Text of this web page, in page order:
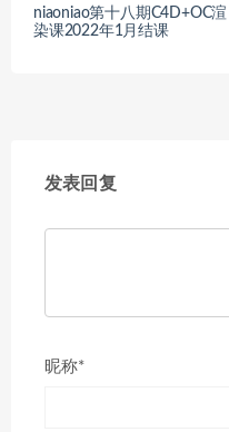
niaoniao第十八期C4D+OC渲
染课2022年1月结课
发表回复
昵称*